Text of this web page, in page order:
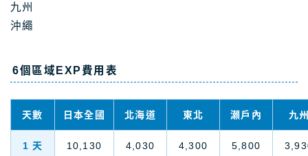
九州
沖繩
6個區域EXP費用表
天數 日本全國 北海道 東北 瀨戶內 九
1 天 10,130 4,030 4,300 5,800